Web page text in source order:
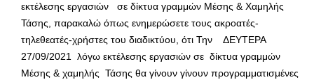
εκτέλεσης εργασιών σε δίκτυα γραμμών Μέσης & Χαμηλής
Τάσης, παρακαλώ όπως ενημερώσετε τους ακροατές-
τηλεθεατές-χρήστες του διαδικτύου, ότι Την ΔΕΥΤΕΡΑ
27/09/2021 λόγω εκτέλεσης εργασιών σε δίκτυα γραμμών
Μέσης & χαμηλής Τάσης θα γίνουν γίνουν προγραμματισμένες